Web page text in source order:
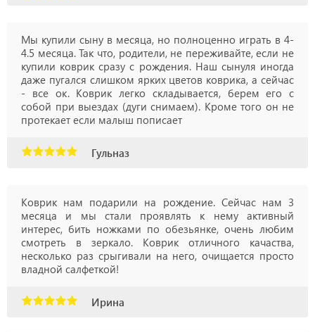
Мы купили сыну в месяца, но полноценно играть в 4-
4.5 месяца. Так что, родители, не переживайте, если не
купили коврик сразу с рождения. Наш сынуля иногда
даже пугался слишком ярких цветов коврика, а сейчас
- все ок. Коврик легко складывается, берем его с
собой при выездах (дуги снимаем). Кроме того он не
протекает если малыш пописает
Гульназ
Коврик нам подарили на рождение. Сейчас нам 3
месяца и мы стали проявлять к нему активный
интерес, бить ножками по обезьянке, очень любим
смотреть в зеркало. Коврик отличного качаства,
несколько раз срыгивали на него, очищается просто
владной салфеткой!
Ирина